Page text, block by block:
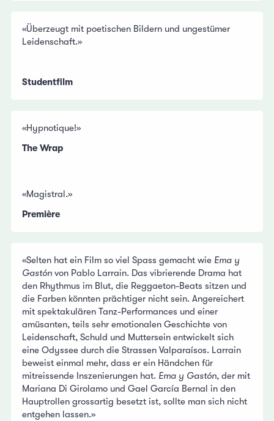
«Überzeugt mit poetischen Bildern und ungestümer
Leidenschaft.»
Studentfilm
«Hypnotique!»
The Wrap
«Magistral.»
Première
«Selten hat ein Film so viel Spass gemacht wie Ema y
Gastón von Pablo Larrain. Das vibrierende Drama hat
den Rhythmus im Blut, die Reggaeton-Beats sitzen und
die Farben könnten prächtiger nicht sein. Angereichert
mit spektakulären Tanz-Performances und einer
amüsanten, teils sehr emotionalen Geschichte von
Leidenschaft, Schuld und Muttersein entwickelt sich
eine Odyssee durch die Strassen Valparaísos. Larrain
beweist einmal mehr, dass er ein Händchen für
mitreissende Inszenierungen hat. Ema y Gastón, der mit
Mariana Di Girolamo und Gael García Bernal in den
Hauptrollen grossartig besetzt ist, sollte man sich nicht
entgehen lassen.»